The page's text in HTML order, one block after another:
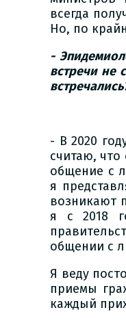
всегда
Но, по
-
встречи не
- В 2020
считаю, что
общение с
я
возникают
я с 2018
общении с
Я веду
приемы
каждый